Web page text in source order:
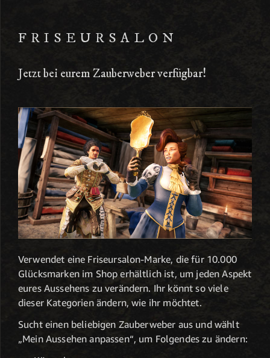
FRISEURSALON
Jetzt bei eurem Zauberweber verfügbar!
Verwendet eine Friseursalon-Marke, die für 10.000
Glücksmarken im Shop erhältlich ist, um jeden Aspekt
eures Aussehens zu verändern. Ihr könnt so viele
dieser Kategorien ändern, wie ihr möchtet.
Sucht einen beliebigen Zauberweber aus und wählt
„Mein Aussehen anpassen“, um Folgendes zu ändern: